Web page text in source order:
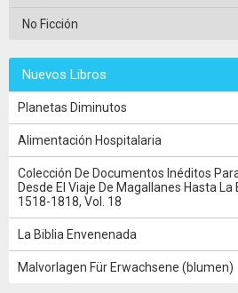
No Ficción
Nuevos Libros
Planetas Diminutos
Alimentación Hospitalaria
Colección De Documentos Inéditos
Desde El Viaje De Magallanes Hasta La
1518-1818, Vol. 18
La Biblia Envenenada
Malvorlagen Für Erwachsene (blumen)